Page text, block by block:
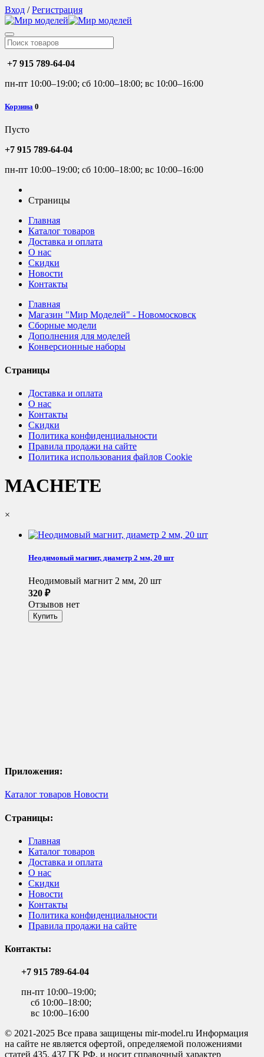
Вход /Регистрация
+7 915 789-64-04
пн-пт 10:00–19:00; сб 10:00–18:00; вс 10:00–16:00
Корзина 0
Пусто
+7 915 789-64-04
пн-пт 10:00–19:00; сб 10:00–18:00; вс 10:00–16:00
Страницы
Главная
Каталог товаров
Доставка и оплата
О нас
Скидки
Новости
Контакты
Главная
Магазин "Мир Моделей" - Новомосковск
Сборные модели
Дополнения для моделей
Конверсионные наборы
Страницы
Доставка и оплата
О нас
Контакты
Скидки
Политика конфиденциальности
Правила продажи на сайте
Политика использования файлов Cookie
MACHETE
×
Неодимовый магнит, диаметр 2 мм, 20 шт
Неодимовый магнит 2 мм, 20 шт
320 ₽
Отзывов нет
Приложения:
Каталог товаров Новости
Страницы:
Главная
Каталог товаров
Доставка и оплата
О нас
Скидки
Новости
Контакты
Политика конфиденциальности
Правила продажи на сайте
Контакты:
+7 915 789-64-04
пн-пт 10:00–19:00;
сб 10:00–18:00;
вс 10:00–16:00
© 2021-2025 Все права защищены mir-model.ru Информация
на сайте не является офертой, определяемой положениями
статей 435, 437 ГК РФ, и носит справочный характер